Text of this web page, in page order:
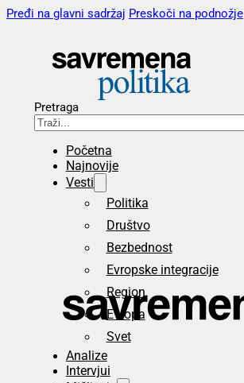
Pređi na glavni sadržaj Preskoči na podnožje
Pretraga
Početna
Najnovije
Vesti
Politika
Društvo
Bezbednost
Evropske integracije
Region
Evropa
Svet
Analize
Intervjui